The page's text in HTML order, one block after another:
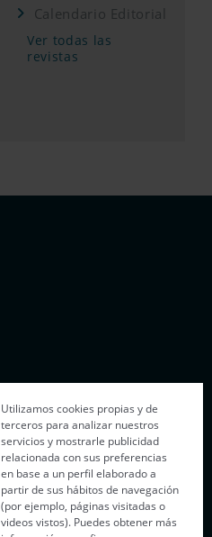
Calendario Editorial
Ver todas las
revistas
Utilizamos cookies propias y de
terceros para analizar nuestros
servicios y mostrarle publicidad
relacionada con sus preferencias
en base a un perfil elaborado a
partir de sus hábitos de navegación
(por ejemplo, páginas visitadas o
videos vistos). Puedes obtener más